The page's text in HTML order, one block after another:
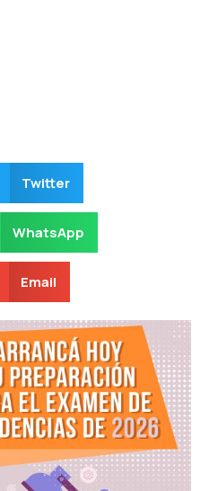
Twitter
WhatsApp
Email